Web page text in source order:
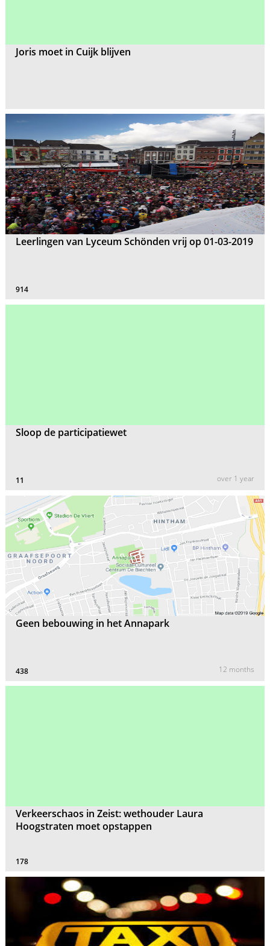
Joris moet in Cuijk blijven
Leerlingen van Lyceum Schönden vrij op 01-03-2019
914
Sloop de participatiewet
11 over 1 year
Geen bebouwing in het Annapark
438 12 months
Verkeerschaos in Zeist: wethouder Laura
Hoogstraten moet opstappen
178